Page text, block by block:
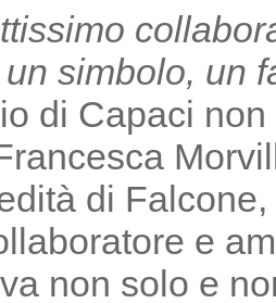
simbolo, un
di Capaci
di
e
non solo e